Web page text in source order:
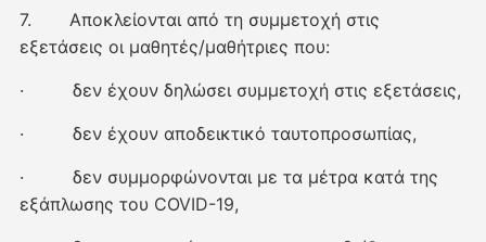
7. Αποκλείονται από τη συμμετοχή στις
εξετάσεις οι μαθητές/μαθήτριες που:
· δεν έχουν δηλώσει συμμετοχή στις εξετάσεις,
· δεν έχουν αποδεικτικό ταυτοπροσωπίας,
· δεν συμμορφώνονται με τα μέτρα κατά της
εξάπλωσης του COVID-19,